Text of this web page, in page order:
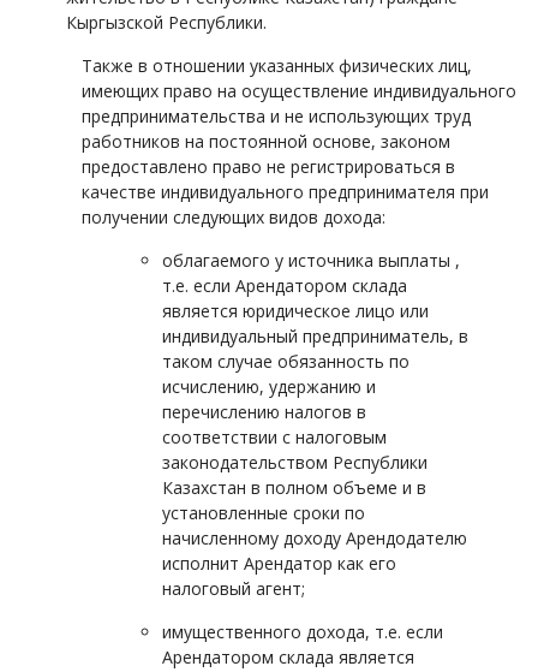
Кыргызской Республики.
Также в отношении указанных физических лиц,
имеющих право на осуществление индивидуального
предпринимательства и не использующих труд
работников на постоянной основе, законом
предоставлено право не регистрироваться в
качестве индивидуального предпринимателя при
получении следующих видов дохода:
облагаемого у источника выплаты ,
т.е. если Арендатором склада
является юридическое лицо или
индивидуальный предприниматель, в
таком случае обязанность по
исчислению, удержанию и
перечислению налогов в
соответствии с налоговым
законодательством Республики
Казахстан в полном объеме и в
установленные сроки по
начисленному доходу Арендодателю
исполнит Арендатор как его
налоговый агент;
имущественного дохода, т.е. если
Арендатором склада является